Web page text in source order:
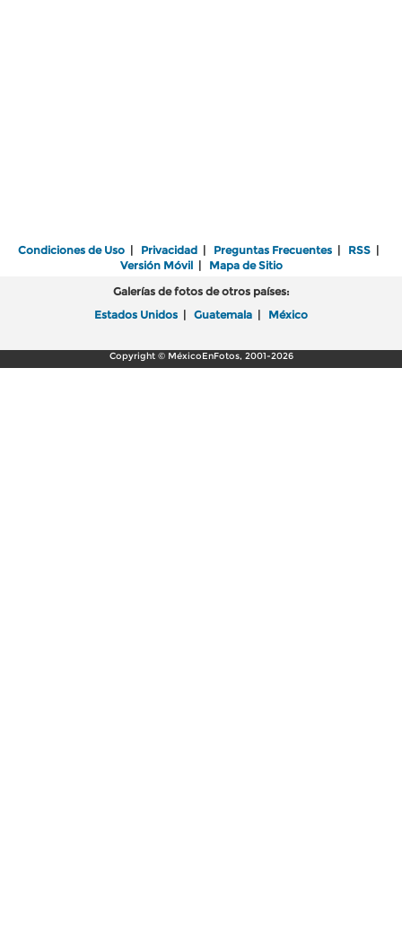
Condiciones de Uso | Privacidad | Preguntas Frecuentes | RSS |
Versión Móvil| Mapa de Sitio
Galerías de fotos de otros países:
Estados Unidos | Guatemala | México
Copyright © MéxicoEnFotos, 2001-2026